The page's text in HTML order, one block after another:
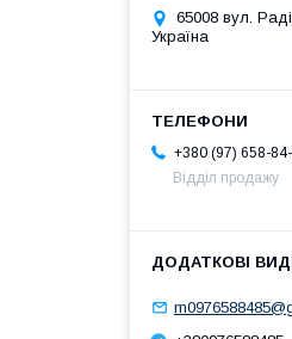
65008 вул.
Україна
+380 (97) 658-
Відділ продажу